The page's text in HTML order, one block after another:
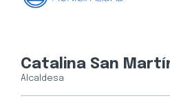
Catalina San
Alcaldesa